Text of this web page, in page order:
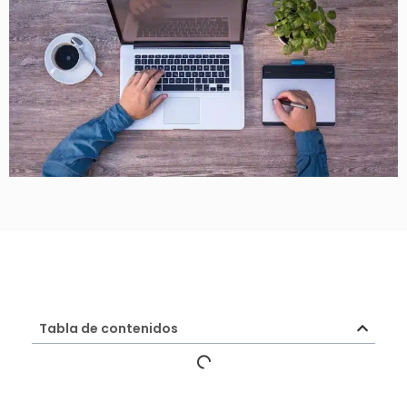
Tabla de contenidos